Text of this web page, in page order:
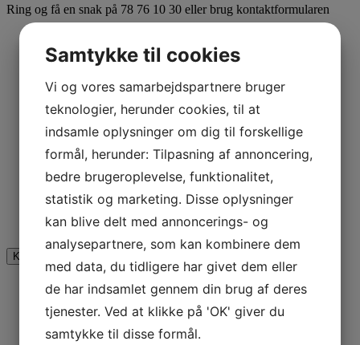
Ring og få en snak på 78 76 10 30 eller brug kontaktformularen
Email
Dette felt er til validering og bør ikke ændres.
Jeg er ikke en robot
Samtykke til cookies
Vi og vores samarbejdspartnere bruger
teknologier, herunder cookies, til at
indsamle oplysninger om dig til forskellige
formål, herunder: Tilpasning af annoncering,
bedre brugeroplevelse, funktionalitet,
statistik og marketing. Disse oplysninger
kan blive delt med annoncerings- og
analysepartnere, som kan kombinere dem
med data, du tidligere har givet dem eller
de har indsamlet gennem din brug af deres
tjenester. Ved at klikke på 'OK' giver du
samtykke til disse formål.